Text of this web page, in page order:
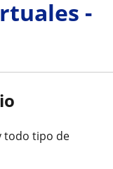
-
todo tipo de